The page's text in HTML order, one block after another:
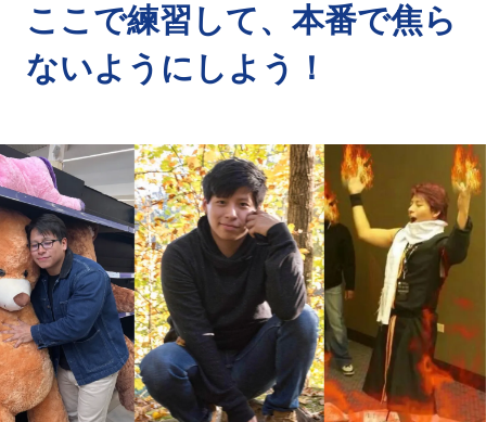
ここで練習して、本番で焦ら
ないようにしよう！